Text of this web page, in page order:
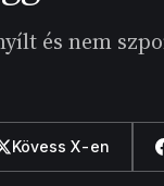
és nem
Kövess X-en